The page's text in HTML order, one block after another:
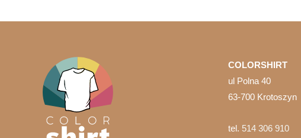
COLORSHIRT
ul Polna 40
63-700 Krotoszyn
tel. 514 306 910